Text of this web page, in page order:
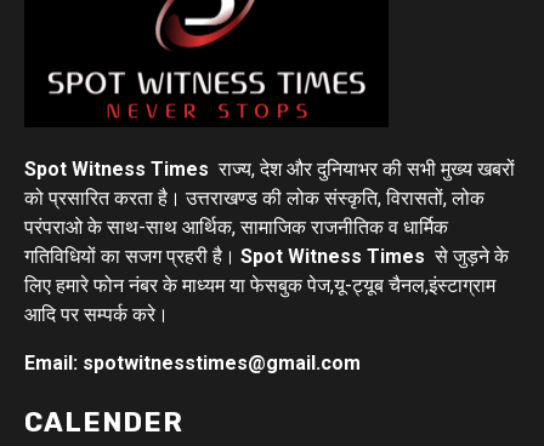
Spot Witness Times राज्य, देश और दुनियाभर की सभी मुख्य खबरों
को प्रसारित करता है। उत्तराखण्ड की लोक संस्कृति, विरासतों, लोक
परंपराओ के साथ-साथ आर्थिक, सामाजिक राजनीतिक व धार्मिक
गतिविधियों का सजग प्रहरी है। Spot Witness Times से जुड़ने के
लिए हमारे फोन नंबर के माध्यम या फेसबुक पेज,यू-ट्यूब चैनल,इंस्टाग्राम
आदि पर सम्पर्क करे।
Email: spotwitnesstimes@gmail.com
CALENDER